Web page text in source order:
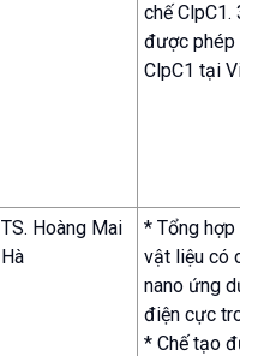
chế ClpC1. 3
được phép
ClpC1 tại
TS. Hoàng Mai
Hà
* Tổng hợp
vật liệu có
nano ứng
điện cực
* Chế tạo